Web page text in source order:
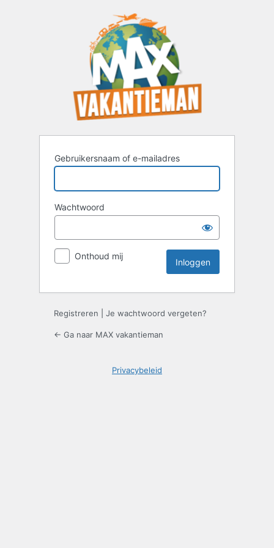
Gebruikersnaam of e-mailadres
Wachtwoord
Onthoud mij
Registreren Je wachtwoord vergeten?
← Ga naar MAX vakantieman
Privacybeleid